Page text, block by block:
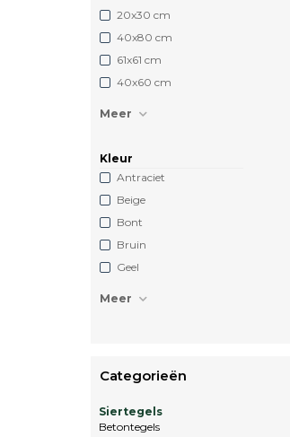
20x30 cm
40x80 cm
61x61 cm
40x60 cm
Meer
Kleur
Antraciet
Beige
Bont
Bruin
Geel
Meer
Categorieën
Siertegels
Betontegels